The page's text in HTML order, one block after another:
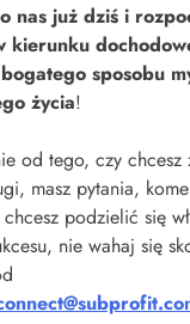
nas już dziś i
kierunku
sposobu
życia!
od tego, czy chcesz
masz pytania,
podzielić się
nie wahaj się